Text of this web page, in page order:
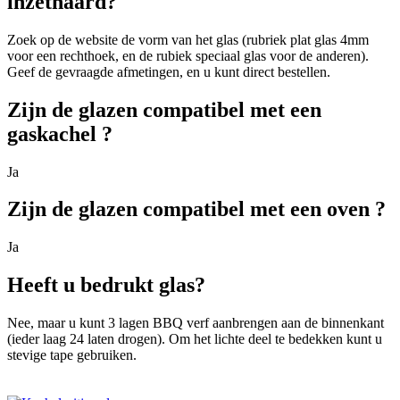
Zoek op de website de vorm van het glas (rubriek plat glas 4mm
voor een rechthoek, en de rubiek speciaal glas voor de anderen).
Geef de gevraagde afmetingen, en u kunt direct bestellen.
Zijn de glazen compatibel met een
gaskachel ?
Ja
Zijn de glazen compatibel met een oven ?
Ja
Heeft u bedrukt glas?
Nee, maar u kunt 3 lagen BBQ verf aanbrengen aan de binnenkant
(ieder laag 24 laten drogen). Om het lichte deel te bedekken kunt u
stevige tape gebruiken.